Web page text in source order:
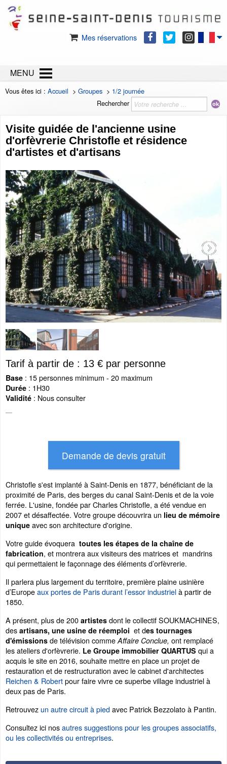
Mes réservations
MENU
Vous êtes ici : Accueil > Groupes > 1/2 journée
Rechercher
Visite guidée de l'ancienne usine
d'orfèvrerie Christofle et résidence
d'artistes et d'artisans
Tarif à partir de : 13 € par personne
Base : 15 personnes minimum - 20 maximum
Durée : 1H30
Validité : Nous consulter
Christofle s'est implanté à Saint-Denis en 1877, bénéficiant de la
proximité de Paris, des berges du canal Saint-Denis et de la voie
ferrée. L'usine, fondée par Charles Christofle, a été vendue en
2007 et désaffectée. Votre groupe découvrira un lieu de mémoire
unique avec son architecture d'origine.
Votre guide évoquera toutes les étapes de la chaîne de
fabrication, et montrera aux visiteurs des matrices et mandrins
qui permettaient le façonnage des éléments d’orfèvrerie.
Il parlera plus largement du territoire, première plaine usinière
d’Europeaux portes de Paris durant l’essor industrielà partir de
1850.
A présent, plus de 200 artistes dont le collectif SOUKMACHINES,
des artisans, une usine de réemploi et des tournages
d'émissions de télévision commeAffaire Conclue, ont remplacé
les ateliers d'orfèvrerie. Le Groupe immobilier QUARTUS qui a
acquis le site en 2016, souhaite mettre en place un projet de
restauration et de restructuration avec le cabinet d'architectes
Reichen & Robertpour faire vivre ce superbe village industriel à
deux pas de Paris.
Retrouvez un autre circuit à piedavec Patrick Bezzolato à Pantin.
Consultez ici nosautres suggestions pour les groupes associatifs,
ou les collectivités ou entreprises.